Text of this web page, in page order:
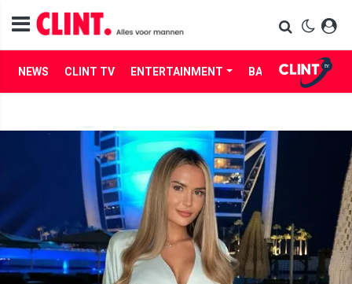
NEWS CLINT TV ENTERTAINMENT BABES LIFE